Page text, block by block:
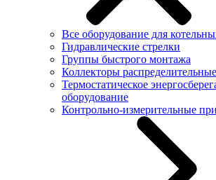
Все оборудование для
Гидравлические стрелки
Группы быстрого монтажа
Коллекторы распределительные
Термостатическое
оборудование
Контрольно-измерительные